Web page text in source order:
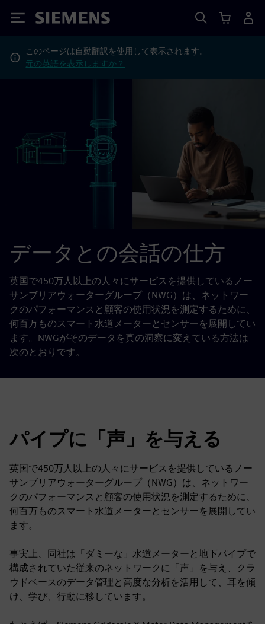
Siemens
このページは自動翻訳を使用して表示されます。
元の英語を表示しますか？
データとの会話の仕方
英国で450万人以上の人々にサービスを提供しているノー
サンブリアウォーターグループ（NWG）は、ネットワー
クのパフォーマンスと顧客の使用状況を測定するために、
何百万ものスマート水道メーターとセンサーを展開してい
ます。NWGがそのデータを真の洞察に変えている方法は
次のとおりです。
パイプに「声」を与える
英国で450万人以上の人々にサービスを提供しているノー
サンブリアウォーターグループ（NWG）は、ネットワー
クのパフォーマンスと顧客の使用状況を測定するために、
何百万ものスマート水道メーターとセンサーを展開してい
ます。
事実上、同社は「ダミーな」水道メーターと地下パイプで
構成されていた従来のネットワークに「声」を与え、クラ
ウドベースのデータ管理と高度な分析を活用して、耳を傾
け、学び、行動に移しています。